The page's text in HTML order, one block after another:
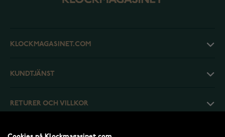
KLOCKMAGASINET.COM
KUNDTJÄNST
RETURER OCH VILLKOR
INFO